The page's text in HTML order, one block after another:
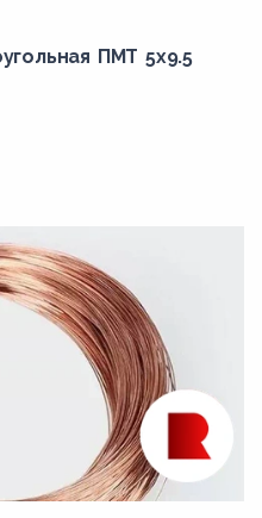
ПМТ 5x9.5